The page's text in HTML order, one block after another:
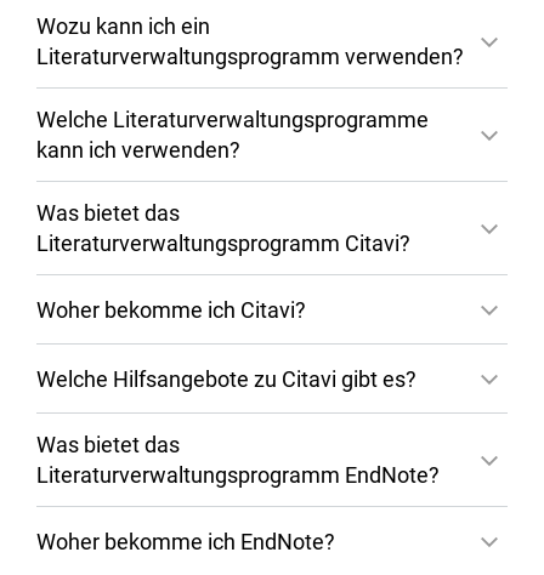
Wozu kann ich ein
Literaturverwaltungsprogramm verwenden?
Welche Literaturverwaltungsprogramme
kann ich verwenden?
Campuslizenz für Citavi
Was bietet das
Literaturverwaltungsprogramm Citavi?
Woher bekomme ich Citavi?
Welche Hilfsangebote zu Citavi gibt es?
Was bietet das
Literaturverwaltungsprogramm EndNote?
Woher bekomme ich EndNote?